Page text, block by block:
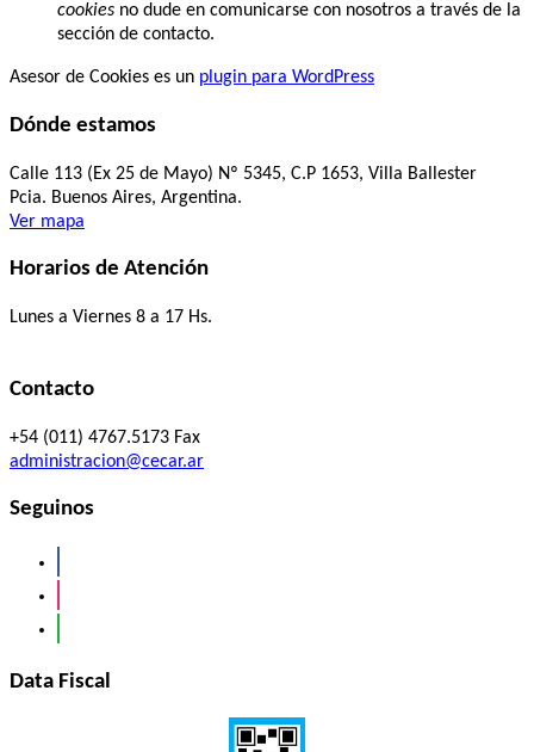
cookies no dude en comunicarse con nosotros a través de la
sección de contacto.
Asesor de Cookies es un plugin para WordPress
Dónde estamos
Calle 113 (Ex 25 de Mayo) Nº 5345, C.P 1653, Villa Ballester
Pcia. Buenos Aires, Argentina.
Ver mapa
Horarios de Atención
Lunes a Viernes 8 a 17 Hs.
Contacto
+54 (011) 4767.5173 Fax
administracion@cecar.ar
Seguinos
Data Fiscal